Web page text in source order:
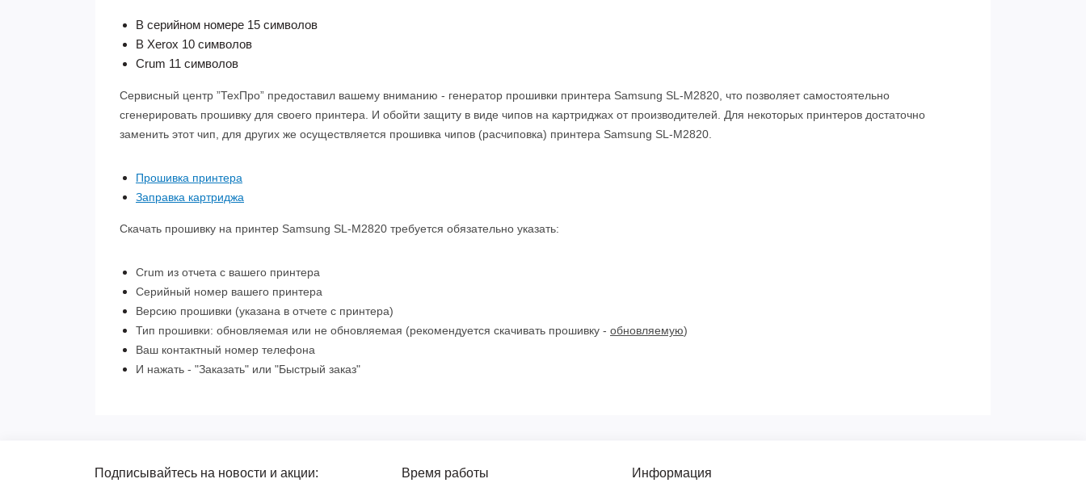
В серийном номере 15 символов
В Xerox 10 символов
Crum 11 символов
Сервисный центр ”ТехПро” предоставил вашему вниманию - генератор прошивки принтера Samsung SL-M2820, что позволяет самостоятельно
сгенерировать прошивку для своего принтера. И обойти защиту в виде чипов на картриджах от производителей. Для некоторых принтеров достаточно
заменить этот чип, для других же осуществляется прошивка чипов (расчиповка) принтера Samsung SL-M2820.
Прошивка принтера
Заправка картриджа
Скачать прошивку на принтер Samsung SL-M2820 требуется обязательно указать:
Crum из отчета с вашего принтера
Серийный номер вашего принтера
Версию прошивки (указана в отчете с принтера)
Тип прошивки: обновляемая или не обновляемая (рекомендуется скачивать прошивку - обновляемую)
Ваш контактный номер телефона
И нажать - "Заказать" или "Быстрый заказ"
Подписывайтесь на новости и акции: Время работы Информация